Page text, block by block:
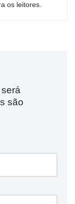
os leitores.
são